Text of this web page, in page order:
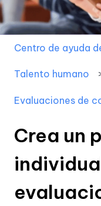
Centro de ayuda
Talento humano
Evaluaciones de
Crea un